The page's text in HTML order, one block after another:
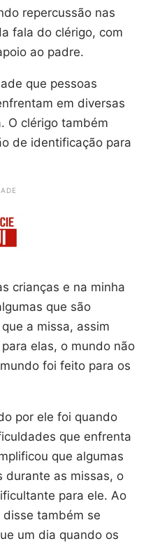
repercussão nas
fala do clérigo, com
ao padre.
que pessoas
em diversas
O clérigo também
de identificação para
crianças e na minha
que são
a missa, assim
elas, o mundo não
foi feito para os
por ele foi quando
que enfrenta
que algumas
durante as missas, o
para ele. Ao
disse também se
um dia quando os